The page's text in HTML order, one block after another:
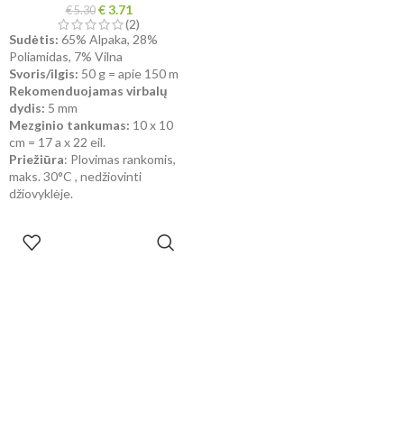
€5.30 €3.71
(2)
Sudėtis: 65% Alpaka, 28%
Poliamidas, 7% Vilna
Svoris/ilgis: 50 g = apie 150 m
Rekomenduojamas virbalų
dydis: 5 mm
Mezginio tankumas: 10 x 10
cm = 17 a x 22 eil.
Priežiūra: Plovimas rankomis,
maks. 30°C , nedžiovinti
džiovyklėje.